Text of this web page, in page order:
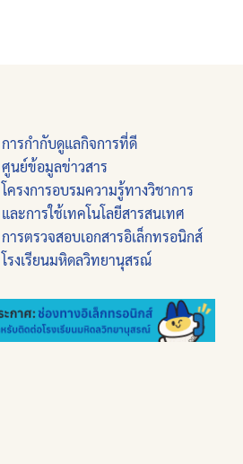
การกำกับดูแลกิจการที่ดี
ศูนย์ข้อมูลข่าวสาร
โครงการอบรมความรู้ทางวิชาการ
และการใช้เทคโนโลยีสารสนเทศ
การตรวจสอบเอกสารอิเล็กทรอนิกส์
โรงเรียนมหิดลวิทยานุสรณ์